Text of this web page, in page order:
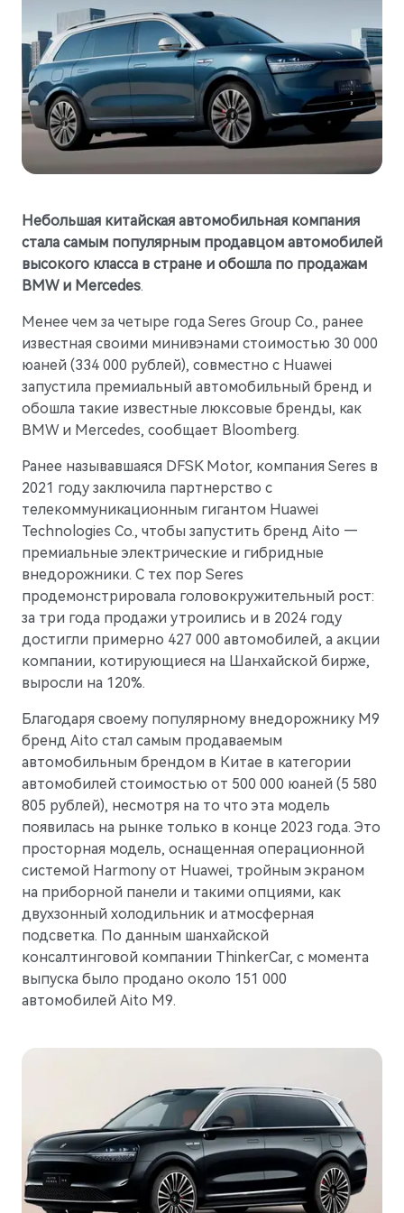
M5Стильный спортивный кроссовер
от 5 800 000 ₽
M7от 6 090 000 ₽
AITO
M5Стильный спортивный кроссовер
Руководства по эксплуатации
АКСЕССУАРЫ
Коллекция
Технические аксессуары
Телематические системы
Системы зарядки
Новости компании
СМИ о нас
Блогеры о нас
ПАРТНЕРЫ
Небольшая китайская автомобильная компания
стала самым популярным продавцом автомобилей
высокого класса в стране и обошла по продажам
BMW и Mercedes.
Менее чем за четыре года Seres Group Co., ранее
известная своими минивэнами стоимостью 30 000
юаней (334 000 рублей), совместно с Huawei
запустила премиальный автомобильный бренд и
обошла такие известные люксовые бренды, как
BMW и Mercedes, сообщает Bloomberg.
Ранее называвшаяся DFSK Motor, компания Seres в
2021 году заключила партнерство с
телекоммуникационным гигантом Huawei
Technologies Co., чтобы запустить бренд Aito —
премиальные электрические и гибридные
внедорожники. С тех пор Seres
продемонстрировала головокружительный рост:
за три года продажи утроились и в 2024 году
достигли примерно 427 000 автомобилей, а акции
компании, котирующиеся на Шанхайской бирже,
выросли на 120%.
Благодаря своему популярному внедорожнику M9
бренд Aito стал самым продаваемым
автомобильным брендом в Китае в категории
автомобилей стоимостью от 500 000 юаней (5 580
805 рублей), несмотря на то что эта модель
появилась на рынке только в конце 2023 года. Это
просторная модель, оснащенная операционной
системой Harmony от Huawei, тройным экраном
на приборной панели и такими опциями, как
двухзонный холодильник и атмосферная
подсветка. По данным шанхайской
консалтинговой компании ThinkerCar, с момента
выпуска было продано около 151 000
автомобилей Aito M9.